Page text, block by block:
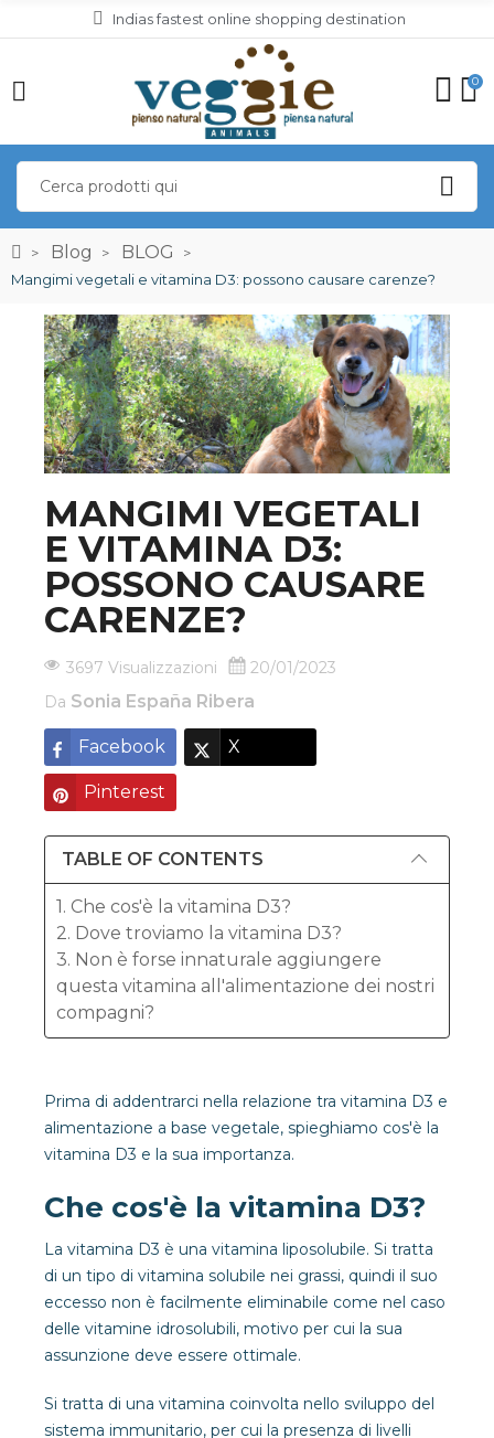
Indias fastest online shopping destination
0
Blog BLOG
Mangimi vegetali e vitamina D3: possono causare carenze?
MANGIMI VEGETALI
E VITAMINA D3:
POSSONO CAUSARE
CARENZE?
3697 Visualizzazioni
20/01/2023
Da Sonia España Ribera
Facebook X
Pinterest
TABLE OF CONTENTS
1. Che cos'è la vitamina D3?
2. Dove troviamo la vitamina D3?
3. Non è forse innaturale aggiungere
questa vitamina all'alimentazione dei nostri
compagni?
Prima di addentrarci nella relazione tra vitamina D3 e
alimentazione a base vegetale, spieghiamo cos'è la
vitamina D3 e la sua importanza.
Che cos'è la vitamina D3?
La vitamina D3 è una vitamina liposolubile. Si tratta
di un tipo di vitamina solubile nei grassi, quindi il suo
eccesso non è facilmente eliminabile come nel caso
delle vitamine idrosolubili, motivo per cui la sua
assunzione deve essere ottimale.
Si tratta di una vitamina coinvolta nello sviluppo del
sistema immunitario, per cui la presenza di livelli